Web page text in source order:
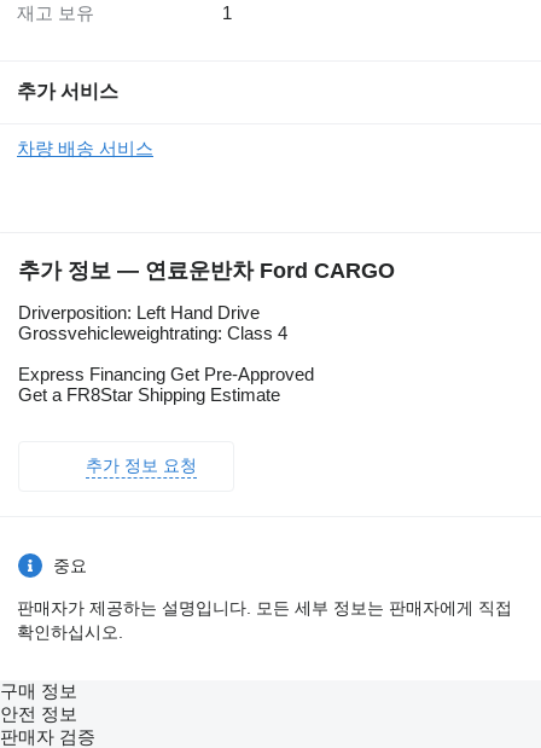
재고 보유 1
추가 서비스
차량 배송 서비스
추가 정보 — 연료운반차 Ford CARGO
Driverposition: Left Hand Drive
Grossvehicleweightrating: Class 4
Express Financing Get Pre-Approved
Get a FR8Star Shipping Estimate
추가 정보 요청
중요
판매자가 제공하는 설명입니다. 모든 세부 정보는 판매자에게 직접
확인하십시오.
구매 정보
안전 정보
판매자 검증